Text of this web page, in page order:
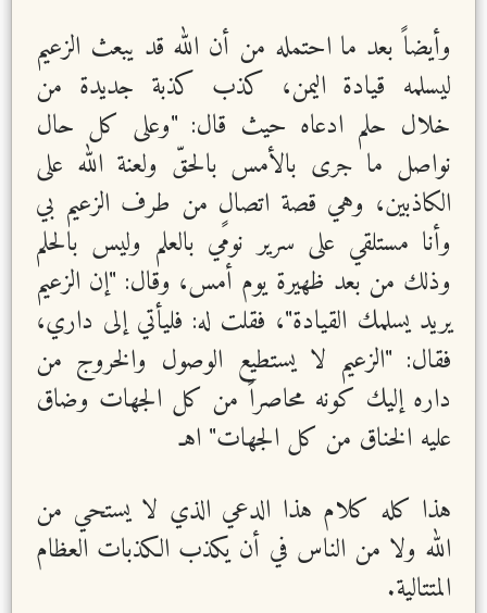
وأيضاً بعد ما احتمله من أن الله قد يبعث الزعيم
ليسلمه قيادة اليمن، كذب كذبة جديدة من
خلال حلم ادعاه حيث قال: "وعلى كل حال
نواصل ما جرى بالأمس بالحقّ ولعنة الله على
الكاذبين، وهي قصة اتصالٍ من طرف الزعيم بي
وأنا مستلقي على سرير نومي بالعلم وليس بالحلم
وذلك من بعد ظهيرة يوم أمس، وقال: "إن الزعيم
يريد يسلمك القيادة"، فقلت له: فليأتي إلى داري،
فقال: "الزعيم لا يستطيع الوصول والخروج من
داره إليك كونه محاصراً من كل الجهات وضاق
عليه الخناق من كل الجهات" اهـ
هذا كله كلام هذا الدعي الذي لا يستحي من
الله ولا من الناس في أن يكذب الكذبات العظام
المتتالية.